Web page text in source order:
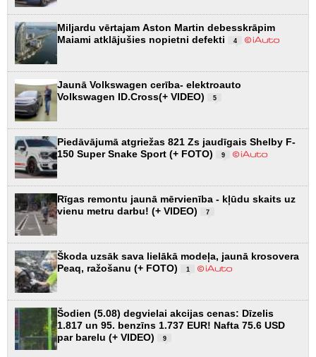
Miljardu vērtajam Aston Martin debesskrāpim
Maiami atklājušies nopietni defekti
4
Jaunā Volkswagen cerība- elektroauto
Volkswagen ID.Cross(+ VIDEO)
5
Piedāvājumā atgriežas 821 Zs jaudīgais Shelby F-
150 Super Snake Sport (+ FOTO)
9
Rīgas remontu jaunā mērvienība - kļūdu skaits uz
vienu metru darbu! (+ VIDEO)
7
Škoda uzsāk sava lielākā modeļa, jaunā krosovera
Peaq, ražošanu (+ FOTO)
1
Šodien (5.08) degvielai akcijas cenas: Dīzelis
1.817 un 95. benzīns 1.737 EUR! Nafta 75.6 USD
par barelu (+ VIDEO)
9